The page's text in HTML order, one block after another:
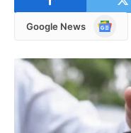
Google News
Google